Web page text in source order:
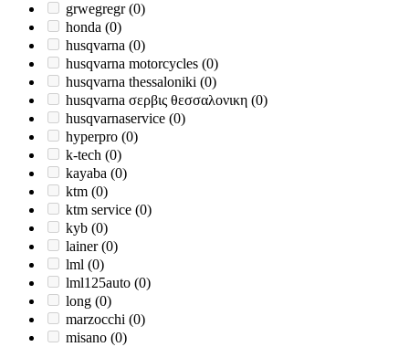
grwegregr(0)
honda (0)
husqvarna (0)
husqvarna motorcycles (0)
husqvarna thessaloniki (0)
husqvarna σερβις θεσσαλονικη (0)
husqvarnaservice (0)
hyperpro (0)
k-tech (0)
kayaba (0)
ktm (0)
ktm service (0)
kyb (0)
lainer(0)
lml (0)
lml125auto (0)
long (0)
marzocchi (0)
misano (0)